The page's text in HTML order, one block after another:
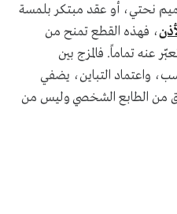
نحتي، أو عقد مبتكر بلمسة
، فهذه القطع تمنح من
عنه تماماً. فالمزج بين
واعتماد التباين، يضفي
من الطابع الشخصي وليس من